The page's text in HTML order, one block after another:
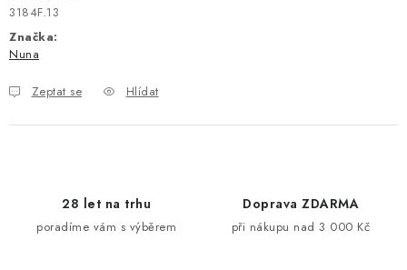
3184F.13
Značka:
Nuna
Zeptat se Hlídat
28 let na trhu
poradíme vám s výběrem
Doprava ZDARMA
při nákupu nad 3 000 Kč